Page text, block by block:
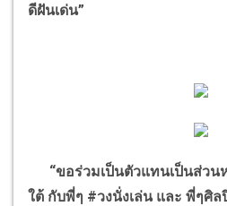
ดีฝันเด่น”
“ขอร่วมเป็นตัวแทนเป็นส่วน
ใต้ กับพี่ๆ #วงนั่งเล่น และ พี่ๆศิ